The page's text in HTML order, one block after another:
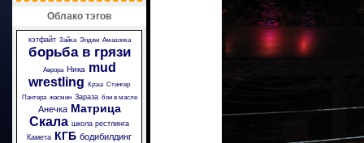
Облако тэгов
кэтфайт Зайка Энджи Амазонка
борьба в грязи
Аврора Ника mud
wrestling
Крэш Стингер
Пантера жасмин Зараза бои в масле
Анечка Матрица
Скала школа рестлинга
Камета КГБ бодибилдинг